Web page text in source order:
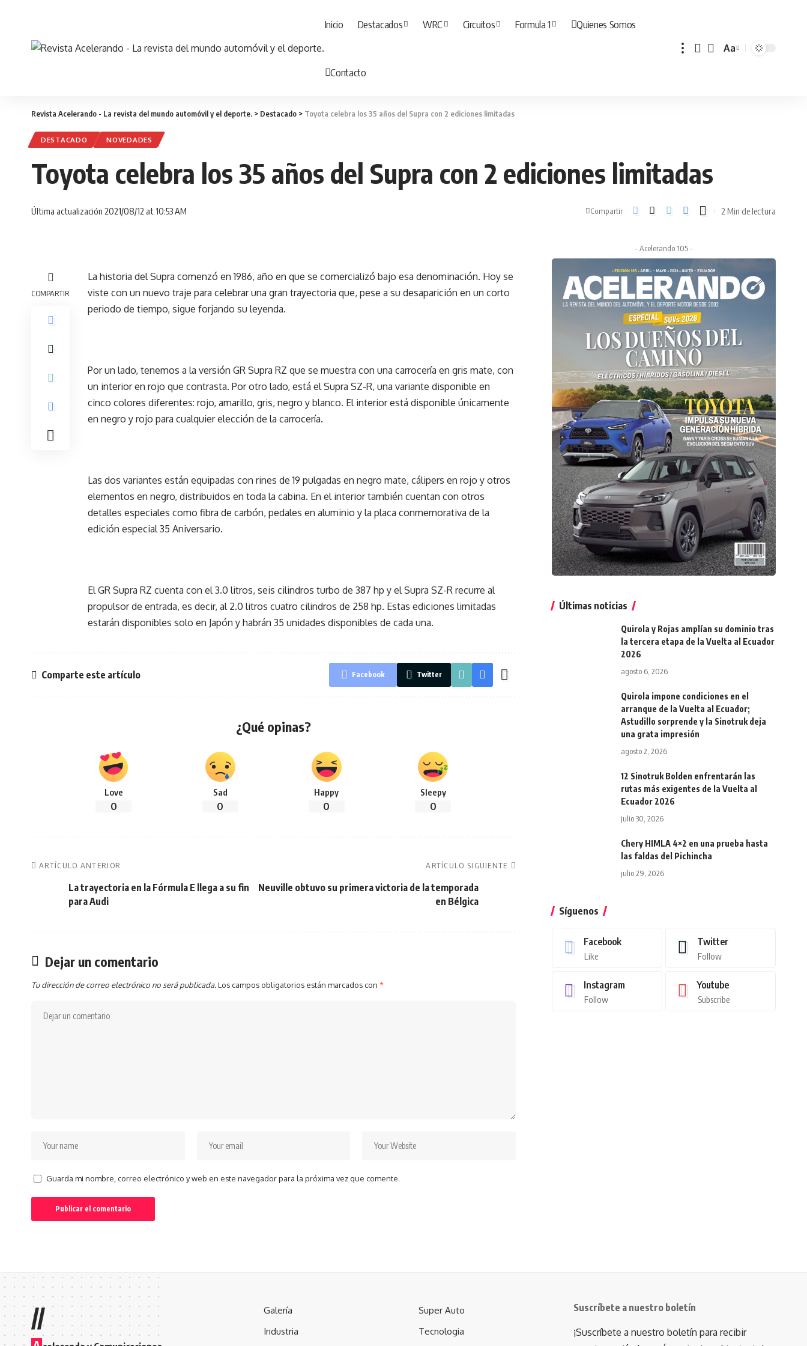
Inicio Destacados WRC Circuitos Formula 1 Quienes Somos
Contacto
Cambiar
Aa
Revista Acelerando - La revista del mundo automóvil y el deporte. > Destacado > Toyota celebra los 35 años del Supra con 2 ediciones limitadas
DESTACADO NOVEDADES
Toyota celebra los 35 años del Supra con 2 ediciones limitadas
Última actualización 2021/08/12 at 10:53 AM Compartir 2 Min de lectura
COMPARTIR
La historia del Supra comenzó en 1986, año en que se comercializó bajo esa denominación. Hoy se
viste con un nuevo traje para celebrar una gran trayectoria que, pese a su desaparición en un corto
periodo de tiempo, sigue forjando su leyenda.
Por un lado, tenemos a la versión GR Supra RZ que se muestra con una carrocería en gris mate, con
un interior en rojo que contrasta. Por otro lado, está el Supra SZ-R, una variante disponible en
cinco colores diferentes: rojo, amarillo, gris, negro y blanco. El interior está disponible únicamente
en negro y rojo para cualquier elección de la carrocería.
Las dos variantes están equipadas con rines de 19 pulgadas en negro mate, cálipers en rojo y otros
elementos en negro, distribuidos en toda la cabina. En el interior también cuentan con otros
detalles especiales como fibra de carbón, pedales en aluminio y la placa conmemorativa de la
edición especial 35 Aniversario.
El GR Supra RZ cuenta con el 3.0 litros, seis cilindros turbo de 387 hp y el Supra SZ-R recurre al
propulsor de entrada, es decir, al 2.0 litros cuatro cilindros de 258 hp. Estas ediciones limitadas
estarán disponibles solo en Japón y habrán 35 unidades disponibles de cada una.
Comparte este artículo Facebook Twitter
¿Qué opinas?
Love
0
Sad
0
Happy
0
Sleepy
0
ARTÍCULO ANTERIOR
La trayectoria en la Fórmula E llega a su fin
para Audi
ARTÍCULO SIGUIENTE
Neuville obtuvo su primera victoria de la temporada
en Bélgica
Dejar un comentario
Tu dirección de correo electrónico no será publicada.Los campos obligatorios están marcados con *
Guarda mi nombre, correo electrónico y web en este navegador para la próxima vez que comente.
- Acelerando 105 -
Últimas noticias
Quirola y Rojas amplían su dominio tras
la tercera etapa de la Vuelta al Ecuador
2026
agosto 6, 2026
Quirola impone condiciones en el
arranque de la Vuelta al Ecuador;
Astudillo sorprende y la Sinotruk deja
una grata impresión
agosto 2, 2026
12 Sinotruk Bolden enfrentarán las
rutas más exigentes de la Vuelta al
Ecuador 2026
julio 30, 2026
Chery HIMLA 4×2 en una prueba hasta
las faldas del Pichincha
julio 29, 2026
Síguenos
Facebook
Like
Twitter
Follow
Instagram
Follow
Youtube
Subscribe
//
Galería
Industria
Super Auto
Tecnologia
Suscríbete a nuestro boletín
¡Suscríbete a nuestro boletín para recibir